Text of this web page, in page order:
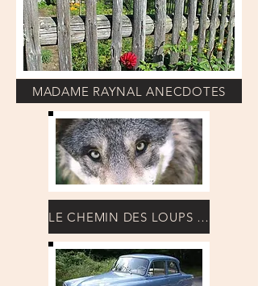
MADAME RAYNAL ANECDOTES
LE CHEMIN DES LOUPS JLA F